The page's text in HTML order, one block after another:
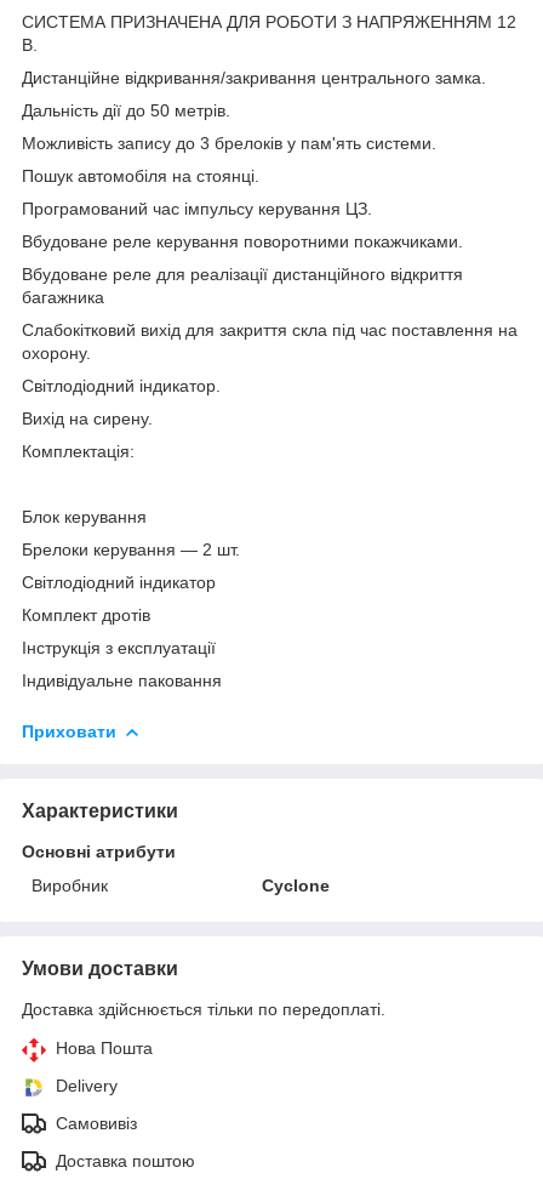
СИСТЕМА ПРИЗНАЧЕНА ДЛЯ РОБОТИ З НАПРЯЖЕННЯМ 12
В.
Дистанційне відкривання/закривання центрального замка.
Дальність дії до 50 метрів.
Можливість запису до 3 брелоків у пам'ять системи.
Пошук автомобіля на стоянці.
Програмований час імпульсу керування ЦЗ.
Вбудоване реле керування поворотними покажчиками.
Вбудоване реле для реалізації дистанційного відкриття
багажника
Слабокітковий вихід для закриття скла під час поставлення на
охорону.
Світлодіодний індикатор.
Вихід на сирену.
Комплектація:
Блок керування
Брелоки керування — 2 шт.
Світлодіодний індикатор
Комплект дротів
Інструкція з експлуатації
Індивідуальне паковання
Приховати
Характеристики
Основні атрибути
Виробник
Cyclone
Умови доставки
Доставка здійснюється тільки по передоплаті.
Нова Пошта
Delivery
Самовивіз
Доставка поштою